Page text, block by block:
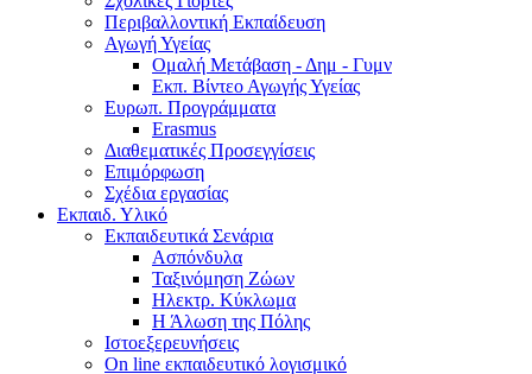
Περιβαλλοντική Εκπαίδευση
Αγωγή Υγείας
Ομαλή Μετάβαση - Δημ - Γυμν
Εκπ. Βίντεο Αγωγής Υγείας
Ευρωπ. Προγράμματα
Erasmus
Διαθεματικές Προσεγγίσεις
Επιμόρφωση
Σχέδια εργασίας
Εκπαιδ. Υλικό
Εκπαιδευτικά Σενάρια
Ασπόνδυλα
Ταξινόμηση Ζώων
Ηλεκτρ. Κύκλωμα
Η Άλωση της Πόλης
Ιστοεξερευνήσεις
On line εκπαιδευτικό λογισμικό